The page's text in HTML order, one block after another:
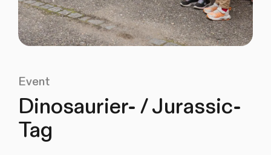
Event
Dinosaurier- / Jurassic-
Tag